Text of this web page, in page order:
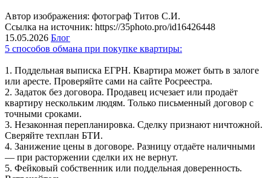
Автор изображения: фотограф Титов С.И.
Ссылка на источник: https://35photo.pro/id16426448
15.05.2026 Блог
5 способов обмана при покупке квартиры:
1. Поддельная выписка ЕГРН. Квартира может быть в залоге
или аресте. Проверяйте сами на сайте Росреестра.
2. Задаток без договора. Продавец исчезает или продаёт
квартиру нескольким людям. Только письменный договор с
точными сроками.
3. Незаконная перепланировка. Сделку признают ничтожной.
Сверяйте техплан БТИ.
4. Занижение цены в договоре. Разницу отдаёте наличными
— при расторжении сделки их не вернут.
5. Фейковый собственник или поддельная доверенность.